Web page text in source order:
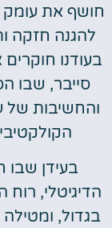
חושף את עומק
להגנה חזקה
בעודנו
סייבר, שבו
והחשיבות של
בעידן שבו
הדיגיטלי,
בגדול,